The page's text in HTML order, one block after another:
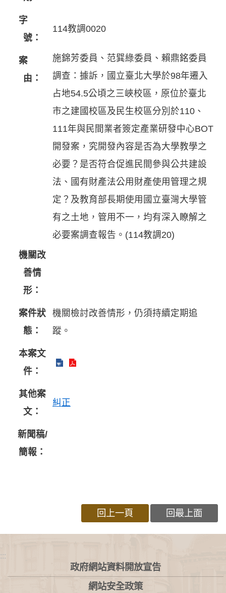
字
號：
114教調0020
案
由：
施錦芳委員、范巽綠委員、賴鼎銘委員
調查：據訴，國立臺北大學於98年遷入
占地54.5公頃之三峽校區，原位於臺北
市之建國校區及民生校區分別於110、
111年與民間業者簽定產業研發中心BOT
開發案，究開發內容是否為大學教學之
必要？是否符合促進民間參與公共建設
法、國有財產法公用財產使用管理之規
定？及教育部長期使用國立臺灣大學管
有之土地，管用不一，均有深入瞭解之
必要案調查報告。(114教調20)
機關改
善情
形：
案件狀
態：
機關檢討改善情形，仍須持續定期追
蹤。
本案文
件：
其他案
文：
糾正
新聞稿/
簡報：
回上一頁 回最上面
:::
政府網站資料開放宣告
網站安全政策